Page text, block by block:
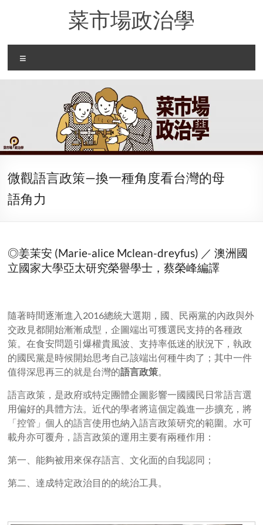
菜市場政治學
微觀語言政策—換一種角度看台灣的母
語角力
◎姜茉安 (Marie-alice Mclean-dreyfus) ／ 澳洲國
立國家大學亞太研究榮譽學士，蔡榮峰編譯
隨著時間逐漸進入2016總統大選期，國、民兩黨的內政與外
交政見都開始漸漸成型，企圖端出可獲選民支持的各種政
策。在食安問題引爆權貴風波、支持率低迷的狀況下，執政
的國民黨是時候開始思考自己該端出何種牛肉了；其中一件
值得深思再三的就是台灣的語言政策
語言政策，是政府或特定團體企圖影響一國國民日常語言選
用偏好的具體方法。近代的學者將這個定義進一步擴充，將
「控管」個人的語言使用也納入語言政策研究的範圍。水可
載舟亦可覆舟，語言政策的運用主要有兩種作用：
第一、能夠被用來保存語言、文化面的自我認同；
第二、達成特定政治目的的統治工具。